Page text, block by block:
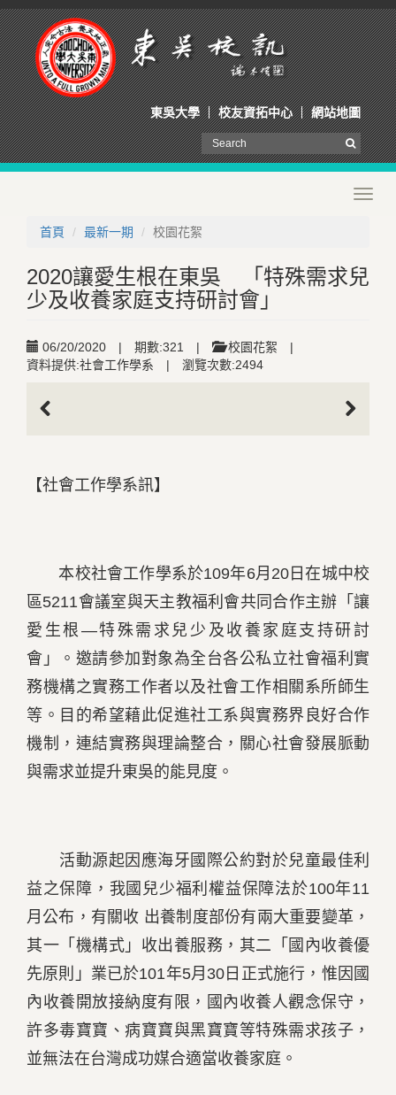
東吳大學 校友資拓中心 網站地圖
首頁
最新一期 校園花絮
2020讓愛生根在東吳 「特殊需求兒
少及收養家庭支持研討會」
06/20/2020 | 期數:321 | 校園花絮
|
資料提供:社會工作學系
| 瀏覽次數:2494
【社會工作學系訊】
本校社會工作學系於109年6月20日在城中校
區5211會議室與天主教福利會共同合作主辦「讓
愛生根―特殊需求兒少及收養家庭支持研討
會」。邀請參加對象為全台各公私立社會福利實
務機構之實務工作者以及社會工作相關系所師生
等。目的希望藉此促進社工系與實務界良好合作
機制，連結實務與理論整合，關心社會發展脈動
與需求並提升東吳的能見度。
活動源起因應海牙國際公約對於兒童最佳利
益之保障，我國兒少福利權益保障法於100年11
月公布，有關收 出養制度部份有兩大重要變革，
其一「機構式」收出養服務，其二「國內收養優
先原則」業已於101年5月 30 日正式施行，惟因國
內收養開放接納度有限，國內收養人觀念保守，
許多毒寶寶、病寶寶與黑寶寶等特殊需求孩子，
並無法在台灣成功媒合適當收養家庭。